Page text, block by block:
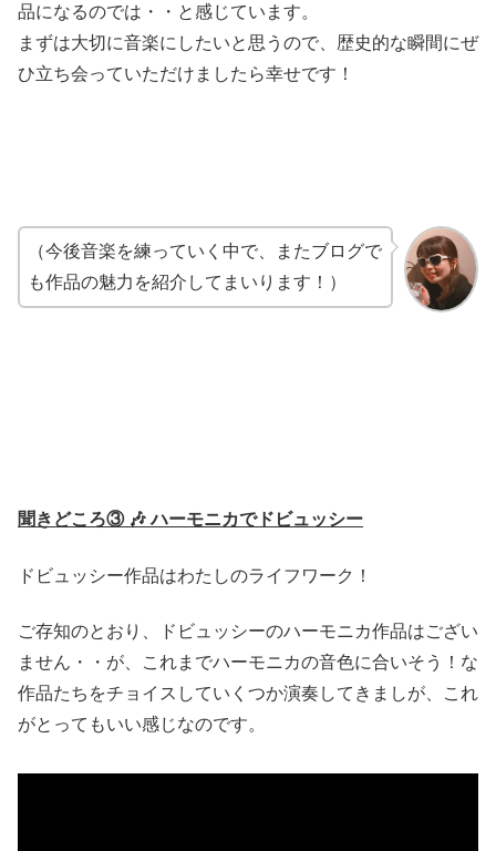
品になるのでは・・と感じています。
まずは大切に音楽にしたいと思うので、歴史的な瞬間にぜ
ひ立ち会っていただけましたら幸せです！
（今後音楽を練っていく中で、またブログで
も作品の魅力を紹介してまいります！）
聞きどころ③ 🎶 ハーモニカでドビュッシー
ドビュッシー作品はわたしのライフワーク！
ご存知のとおり、ドビュッシーのハーモニカ作品はござい
ません・・が、これまでハーモニカの音色に合いそう！な
作品たちをチョイスしていくつか演奏してきましが、これ
がとってもいい感じなのです。